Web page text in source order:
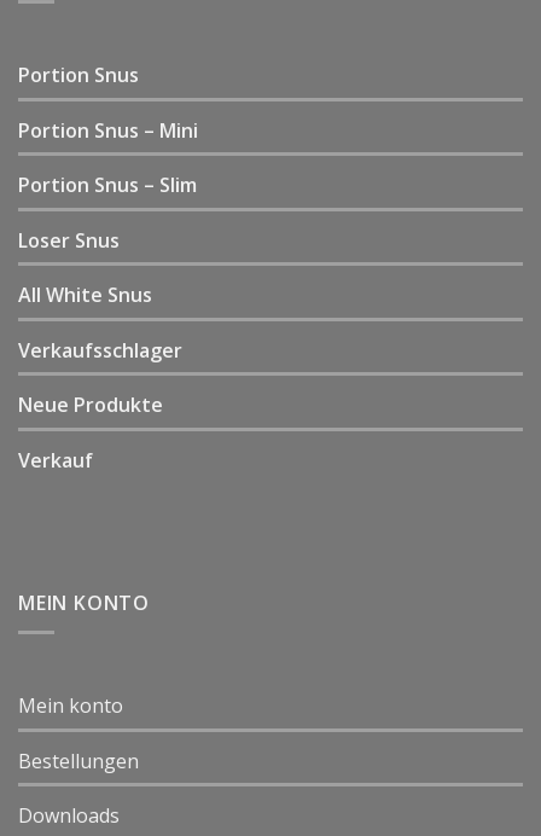
Portion Snus
Portion Snus – Mini
Portion Snus – Slim
Loser Snus
All White Snus
Verkaufsschlager
Neue Produkte
Verkauf
MEIN KONTO
Mein konto
Bestellungen
Downloads